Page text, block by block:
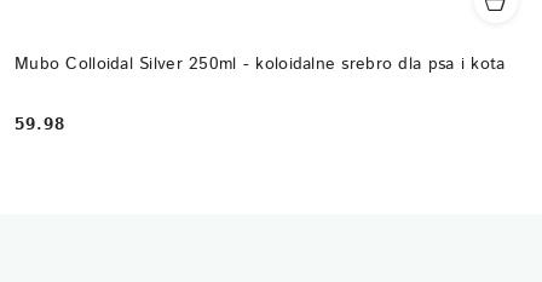
Mubo Colloidal Silver 250ml - koloidalne srebro dla psa i kota
Cena:
59.98